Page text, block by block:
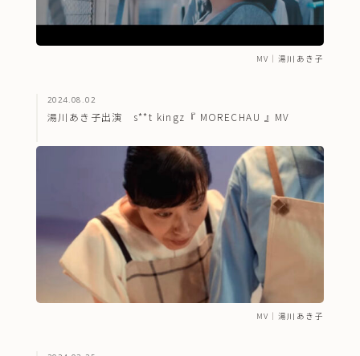
MV ｜ 湯川あき子
2024.08.02
湯川あき子出演 s**t kingz『 MORECHAU 』MV
MV ｜ 湯川あき子